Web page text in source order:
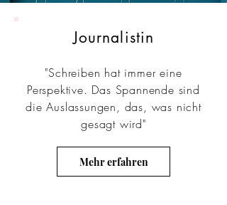
Journalistin
"Schreiben hat immer eine
Perspektive. Das Spannende sind
die Auslassungen, das, was nicht
gesagt wird"
Mehr erfahren